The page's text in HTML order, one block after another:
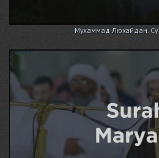
Мухаммад Люхайдан.